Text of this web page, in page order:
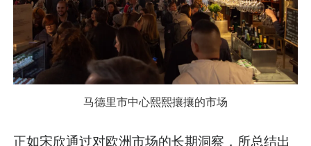
马德里市中心熙熙攘攘的市场
正如宋欣通过对欧洲市场的长期洞察，所总结出